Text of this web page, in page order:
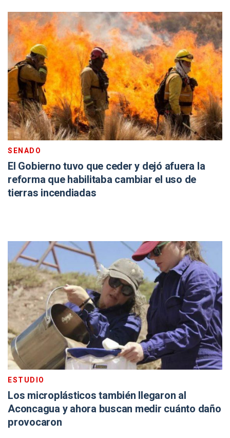
SENADO
El Gobierno tuvo que ceder y dejó afuera la
reforma que habilitaba cambiar el uso de
tierras incendiadas
ESTUDIO
Los microplásticos también llegaron al
Aconcagua y ahora buscan medir cuánto daño
provocaron